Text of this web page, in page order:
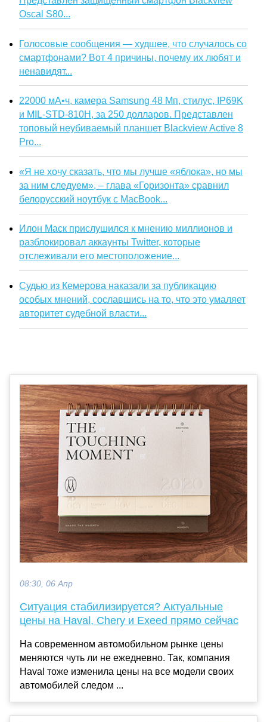
Oscal S80...
Голосовые сообщения — худшее, что случалось со
смартфонами? Вот 4 причины, почему их любят и
ненавидят...
22000 мА•ч, камера Samsung 48 Мп, стилус, IP69K
и MIL-STD-810H, за 250 долларов. Представлен
топовый неубиваемый планшет Blackview Active 8
Pro...
«Я не хочу сказать, что мы лучше «яблока», но мы
за ним следуем», – глава «Горизонта» сравнил
белорусский ноутбук с MacBook...
Илон Маск прислушился к мнению миллионов и
разблокировал аккаунты Twitter, которые
отслеживали его местоположение...
Судью из Кемерова наказали за публикацию
особых мнений, сославшись на то, что это умаляет
авторитет судебной власти...
08:30, 06 Апр
Ситуация стабилизируется? Актуальные
цены на Haval, Chery и Exeed прямо сейчас
На современном автомобильном рынке цены
меняются чуть ли не ежедневно. Так, компания
Haval тоже изменила цены на все модели своих
автомобилей следом ...